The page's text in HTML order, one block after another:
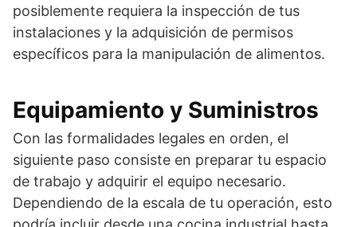
posiblemente requiera la inspección de tus
instalaciones y la adquisición de permisos
específicos para la manipulación de alimentos.
Equipamiento y Suministros
Con las formalidades legales en orden, el
siguiente paso consiste en preparar tu espacio
de trabajo y adquirir el equipo necesario.
Dependiendo de la escala de tu operación, esto